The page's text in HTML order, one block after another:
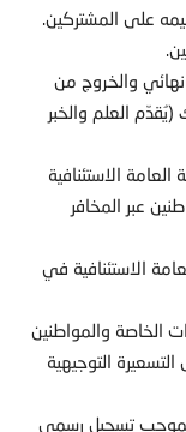
على المشتركين.
والخروج من
٣ أشهر قبل ذلك (يُقدّم العلم والخبر
الاستئنافية
عبر المخافر
الاستئنافية في
الخاصة والمواطنين
التوجيهية
بموجب تسجيل رسمي